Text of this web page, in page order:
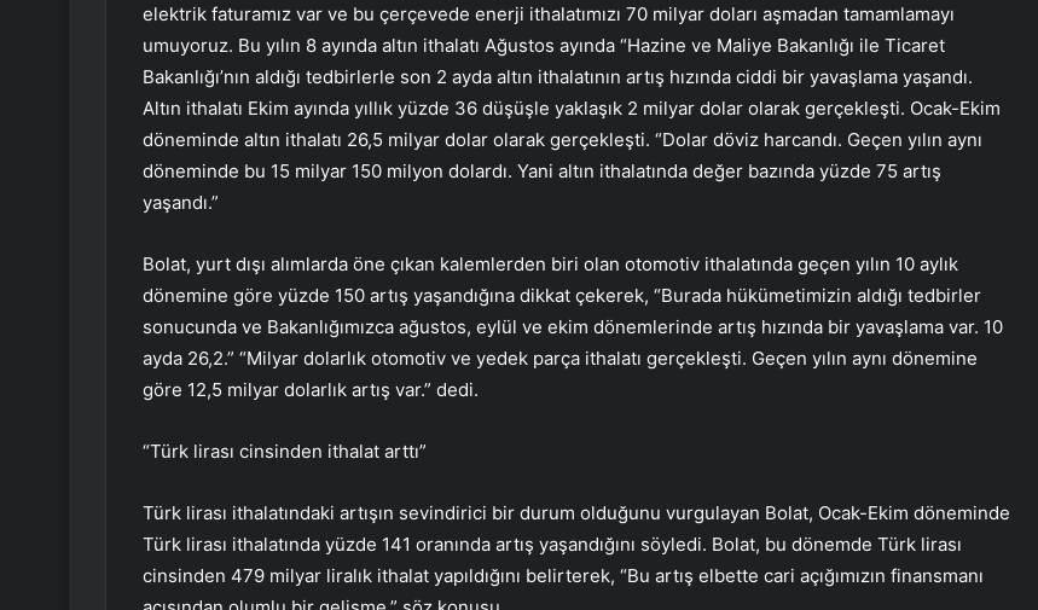
elektrik faturamız var ve bu çerçevede enerji ithalatımızı 70 milyar doları aşmadan tamamlamayı
umuyoruz. Bu yılın 8 ayında altın ithalatı Ağustos ayında “Hazine ve Maliye Bakanlığı ile Ticaret
Bakanlığı’nın aldığı tedbirlerle son 2 ayda altın ithalatının artış hızında ciddi bir yavaşlama yaşandı.
Altın ithalatı Ekim ayında yıllık yüzde 36 düşüşle yaklaşık 2 milyar dolar olarak gerçekleşti. Ocak-Ekim
döneminde altın ithalatı 26,5 milyar dolar olarak gerçekleşti. “Dolar döviz harcandı. Geçen yılın aynı
döneminde bu 15 milyar 150 milyon dolardı. Yani altın ithalatında değer bazında yüzde 75 artış
yaşandı.”
Bolat, yurt dışı alımlarda öne çıkan kalemlerden biri olan otomotiv ithalatında geçen yılın 10 aylık
dönemine göre yüzde 150 artış yaşandığına dikkat çekerek, “Burada hükümetimizin aldığı tedbirler
sonucunda ve Bakanlığımızca ağustos, eylül ve ekim dönemlerinde artış hızında bir yavaşlama var. 10
ayda 26,2.” “Milyar dolarlık otomotiv ve yedek parça ithalatı gerçekleşti. Geçen yılın aynı dönemine
göre 12,5 milyar dolarlık artış var.” dedi.
“Türk lirası cinsinden ithalat arttı”
Türk lirası ithalatındaki artışın sevindirici bir durum olduğunu vurgulayan Bolat, Ocak-Ekim döneminde
Türk lirası ithalatında yüzde 141 oranında artış yaşandığını söyledi. Bolat, bu dönemde Türk lirası
cinsinden 479 milyar liralık ithalat yapıldığını belirterek, “Bu artış elbette cari açığımızın finansmanı